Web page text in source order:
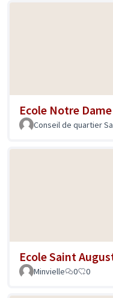
Ecole Notre Dame
Conseil de quartier
Ecole Saint
Minvielle 0 0